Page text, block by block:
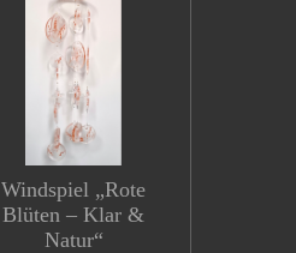
Windspiel „Rote
Blüten – Klar &
Natur“